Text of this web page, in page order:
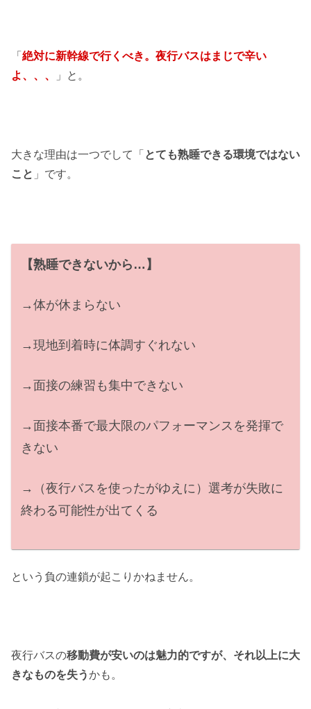
「 絶対に新幹線で行くべき。夜行バスはまじで辛い
よ、、、
」と。
大きな理由は一つでして「 とても熟睡できる環境ではない
こと 」です。
【熟睡できないから…】
→体が休まらない
→現地到着時に体調すぐれない
→面接の練習も集中できない
→面接本番で最大限のパフォーマンスを発揮で
きない
→（夜行バスを使ったがゆえに）選考が失敗に
終わる可能性が出てくる
という負の連鎖が起こりかねません。
夜行バスの移動費が安いのは魅力的ですが、それ以上に大
きなものを失うかも。